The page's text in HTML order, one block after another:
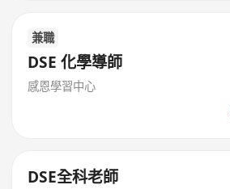
兼職
DSE 化學導師
感恩學習中心
DSE全科老師